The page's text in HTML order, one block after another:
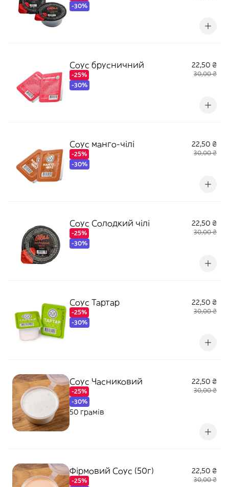
-30%
Соус брусничний
-25%
-30%
22,50 ₴
30,00 ₴
Соус манго-чілі
-25%
-30%
22,50 ₴
30,00 ₴
Соус Солодкий чілі
-25%
-30%
22,50 ₴
30,00 ₴
Соус Тартар
-25%
-30%
22,50 ₴
30,00 ₴
Соус Часниковий
-25%
-30%
22,50 ₴
30,00 ₴
50 грамів
Фірмовий Соус (50г)
-25%
22,50 ₴
30,00 ₴